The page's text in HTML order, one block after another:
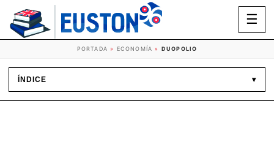
☰
PORTADA » ECONOMÍA » DUOPOLIO
ÍNDICE ▾